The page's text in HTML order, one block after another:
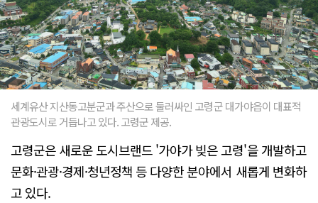
세계유산 지산동고분군과 주산으로 둘러싸인 고령군 대가야읍이 대표적
관광도시로 거듭나고 있다. 고령군 제공.
고령군은 새로운 도시브랜드 '가야가 빚은 고령'을 개발하고
문화·관광·경제·청년정책 등 다양한 분야에서 새롭게 변화하
고 있다.